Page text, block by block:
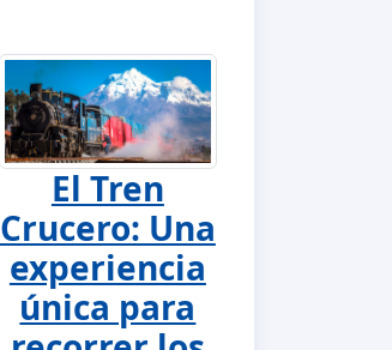
El Tren
Crucero: Una
experiencia
única para